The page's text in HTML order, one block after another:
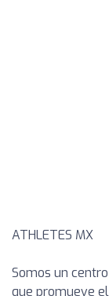
ATHLETES MX
Somos un
que promueve